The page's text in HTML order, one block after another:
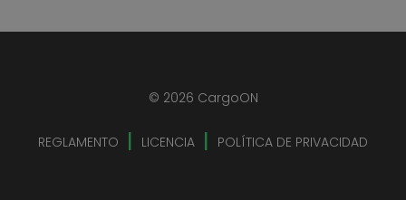
© 2026 CargoON
REGLAMENTO LICENCIA POLÍTICA DE PRIVACIDAD